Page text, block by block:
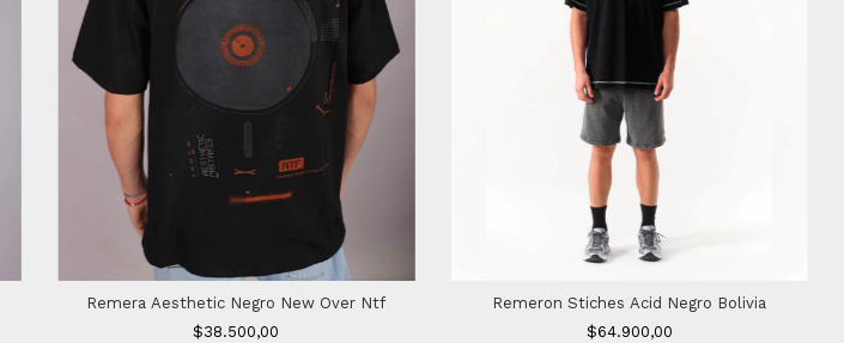
Remera Aesthetic Negro New Over Ntf
$38.500,00
Remeron Stiches Acid Negro Bolivia
$64.900,00